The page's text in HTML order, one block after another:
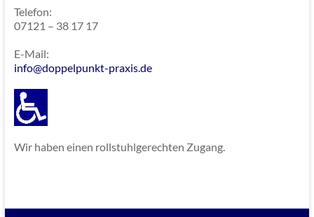
Telefon:
07121 – 38 17 17
E-Mail:
info@doppelpunkt-praxis.de
Wir haben einen rollstuhlgerechten Zugang.